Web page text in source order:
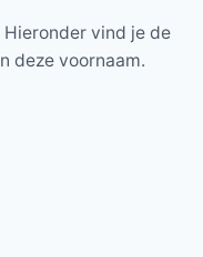
vind je de
deze voornaam.